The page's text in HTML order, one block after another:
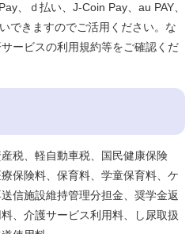
、ｄ払い、J-Coin Pay、au PAY、
できますのでご活用ください。な
ービスの利用規約等をご確認くだ
税、軽自動車税、国民健康保険
保険料、保育料、学童保育料、ケ
信施設維持管理分担金、奨学金返
、介護サービス利用料、し尿取扱